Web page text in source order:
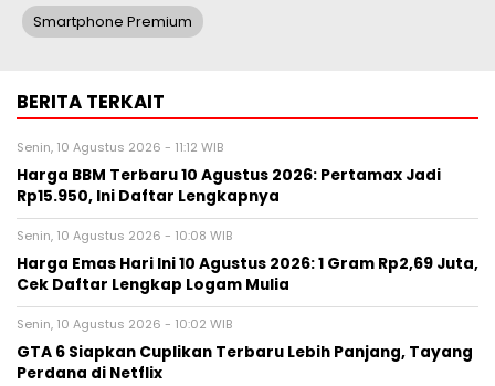
Smartphone Premium
BERITA TERKAIT
Senin, 10 Agustus 2026 - 11:12 WIB
Harga BBM Terbaru 10 Agustus 2026: Pertamax Jadi
Rp15.950, Ini Daftar Lengkapnya
Senin, 10 Agustus 2026 - 10:08 WIB
Harga Emas Hari Ini 10 Agustus 2026: 1 Gram Rp2,69 Juta,
Cek Daftar Lengkap Logam Mulia
Senin, 10 Agustus 2026 - 10:02 WIB
GTA 6 Siapkan Cuplikan Terbaru Lebih Panjang, Tayang
Perdana di Netflix